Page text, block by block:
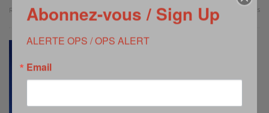
Read more 0 Comments
Abonnez-vous / Sign Up
ALERTE OPS / OPS ALERT
Email